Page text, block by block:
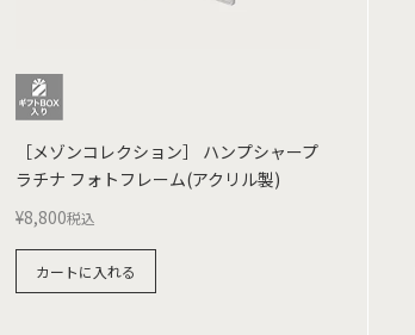
［メゾンコレクション］ ハンプシャープ
ラチナ フォトフレーム(アクリル製)
¥8,800税込
カートに入れる